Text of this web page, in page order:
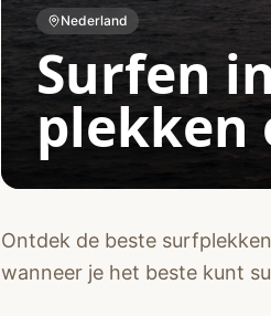
Nederland
Surfen
plekken
Ontdek de beste
wanneer je het beste kunt